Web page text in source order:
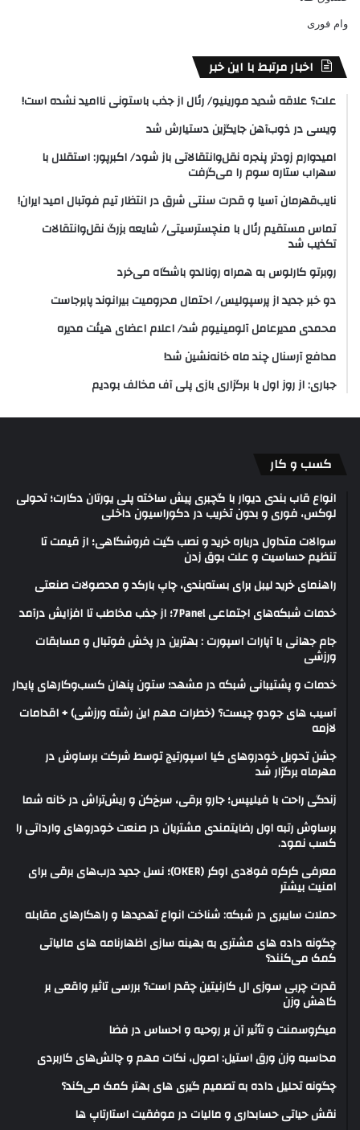
وام فوری
اخبار مرتبط با این خبر
علت؟ علاقه شدید مورینیو/ رئال از جذب باستونی ناامید نشده است!
ویسی در ذوب‌آهن جایگزین دستیارش شد
امیدوارم زودتر پنجره نقل‌وانتقالاتی باز شود/ اکبرپور: استقلال با
سهراب ستاره سوم را می‌گرفت
نایب‌قهرمان آسیا و قدرت سنتی شرق در انتظار تیم فوتبال امید ایران!
تماس مستقیم رئال با منچسترسیتی/ شایعه بزرگ نقل‌وانتقالات
تکذیب شد
روبرتو کارلوس به همراه رونالدو باشگاه می‌خرد
دو خبر جدید از پرسپولیس/ احتمال محرومیت بیرانوند پابرجاست
محمدی مدیرعامل آلومینیوم شد/ اعلام اعضای هیئت‌ مدیره
مدافع آرسنال چند ماه خانه‌نشین شد!
جباری: از روز اول با برگزاری بازی پلی آف مخالف بودیم
کسب و کار
انواع قاب بندی دیوار با گچبری پیش ساخته پلی یورتان دکارت؛ تحولی
لوکس، فوری و بدون تخریب در دکوراسیون داخلی
سوالات متداول درباره خرید و نصب گیت فروشگاهی؛ از قیمت تا
تنظیم حساسیت و علت بوق زدن
راهنمای خرید لیبل برای بسته‌بندی، چاپ بارکد و محصولات صنعتی
خدمات شبکه‌های اجتماعی 7Panel؛ از جذب مخاطب تا افزایش درآمد
جام جهانی با آپارات اسپورت : بهترین در پخش فوتبال و مسابقات
ورزشی
خدمات و پشتیبانی شبکه در مشهد؛ ستون پنهان کسب‌وکارهای پایدار
آسیب های جودو چیست؟ (خطرات مهم این رشته ورزشی) + اقدامات
لازمه
جشن تحویل خودروهای کیا اسپورتیج توسط شرکت برساوش در
مهرماه برگزار شد
زندگی راحت با فیلیپس؛ جارو برقی، سرخ‌کن و ریش‌تراش در خانه شما
برساوش رتبه اول رضایتمندی مشتریان در صنعت خودروهای وارداتی را
کسب نمود.
معرفی کرکره فولادی اوکر (OKER)؛ نسل جدید درب‌های برقی برای
امنیت بیشتر
حملات سایبری در شبکه: شناخت انواع تهدیدها و راهکارهای مقابله
چگونه داده های مشتری به بهینه سازی اظهارنامه های مالیاتی
کمک می‌کنند؟
قدرت چربی سوزی ال کارنیتین چقدر است؟ بررسی تاثیر واقعی بر
کاهش وزن
میکروسمنت و تأثیر آن بر روحیه و احساس در فضا
محاسبه وزن ورق استیل: اصول، نکات مهم و چالش‌های کاربردی
چگونه تحلیل داده به تصمیم گیری های بهتر کمک می‌کند؟
نقش حیاتی حسابداری و مالیات در موفقیت استارتاپ ها